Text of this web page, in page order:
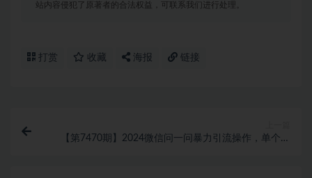
站内容侵犯了原著者的合法权益，可联系我们进行处理。
打赏 收藏 海报 链接
【第7470期】2024微信问一问暴力引流操作，单个日